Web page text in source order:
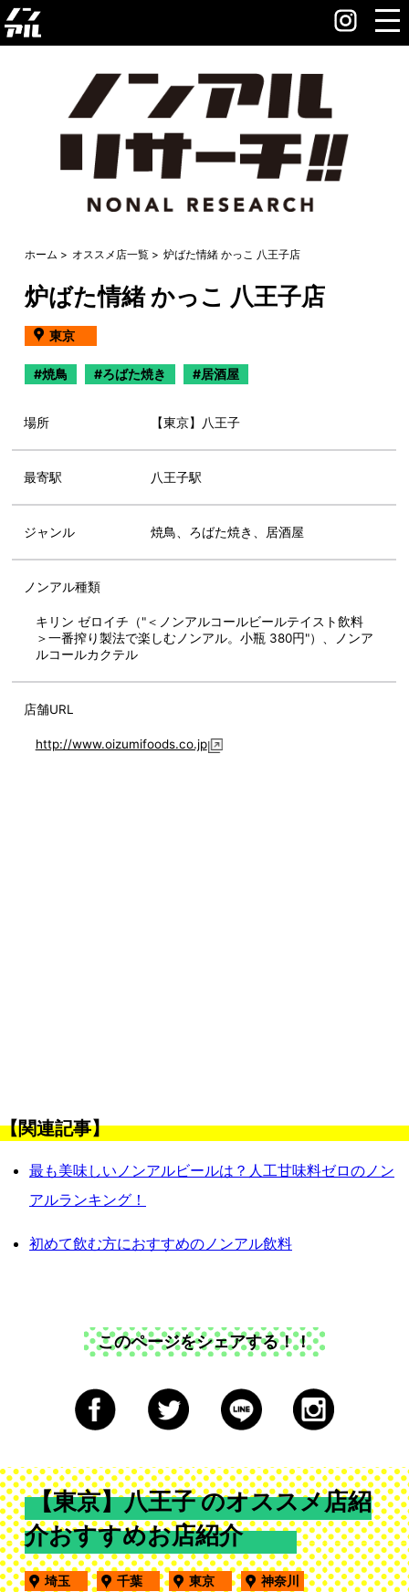
ホーム オススメ店一覧 炉ばた情緒 かっこ 八王子店
炉ばた情緒 かっこ 八王子店
東京
焼鳥 ろばた焼き 居酒屋
場所 【東京】八王子
最寄駅 八王子駅
ジャンル 焼鳥、ろばた焼き、居酒屋
ノンアル種類
キリン ゼロイチ（"＜ノンアルコールビールテイスト飲料
＞一番搾り製法で楽しむノンアル。小瓶 380円"）、ノンア
ルコールカクテル
店舗URL
http://www.oizumifoods.co.jp
【関連記事】
最も美味しいノンアルビールは？人工甘味料ゼロのノン
アルランキング！
初めて飲む方におすすめのノンアル飲料
このページをシェアする！！
【東京】八王子 のオススメ店紹
介おすすめお店紹介
埼玉 千葉 東京
神奈川